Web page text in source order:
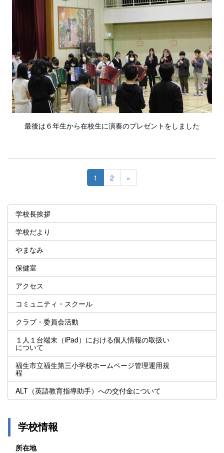
最後は６年生から在校生に演奏のプレゼントをしました
1 2 »
学校長挨拶
学校だより
やまなみ
保健室
アクセス
コミュニティ・スクール
クラブ・委員会活動
１人１台端末（iPad）における個人情報の取扱い
について
福生市立福生第三小学校ホームページ管理運用規
程
ALT（英語教育指導助手）への交付金について
学校情報
所在地